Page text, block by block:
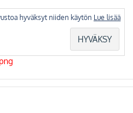
hyväksyt niiden käytön Lue lisää